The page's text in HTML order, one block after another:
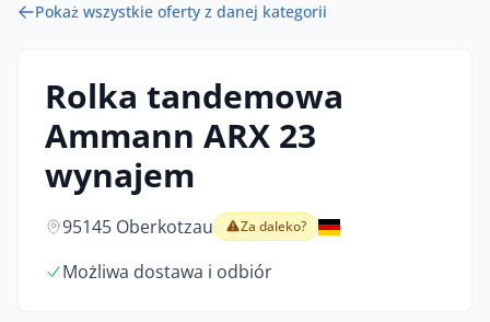
Pokaż wszystkie oferty z danej kategorii
Rolka tandemowa
Ammann ARX 23
wynajem
95145 Oberkotzau Za daleko?
Możliwa dostawa i odbiór